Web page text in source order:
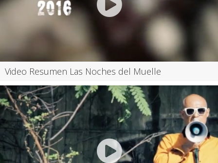
Video Resumen Las Noches del Muelle